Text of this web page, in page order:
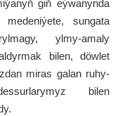
giň eýwanynda
medeniýete, sungata
ylmy-amaly
bilen, döwlet
miras galan ruhy-
bilen